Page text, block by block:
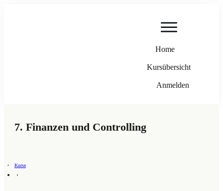
Home
Kursübersicht
Anmelden
7. Finanzen und Controlling
Kurse